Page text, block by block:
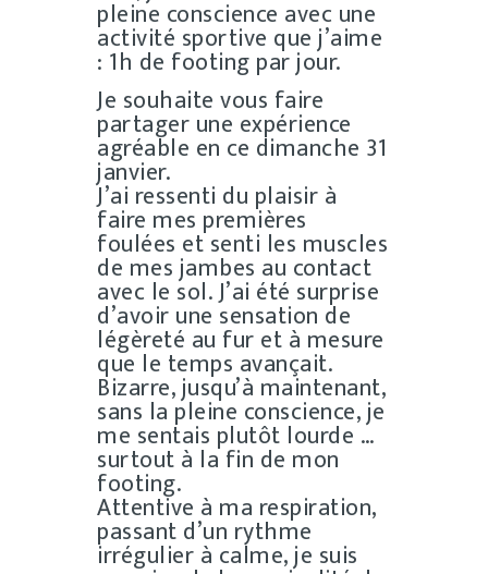
pleine conscience avec une
activité sportive que j’aime
: 1h de footing par jour.
Je souhaite vous faire
partager une expérience
agréable en ce dimanche 31
janvier.
J’ai ressenti du plaisir à
faire mes premières
foulées et senti les muscles
de mes jambes au contact
avec le sol. J’ai été surprise
d’avoir une sensation de
légèreté au fur et à mesure
que le temps avançait.
Bizarre, jusqu’à maintenant,
sans la pleine conscience, je
me sentais plutôt lourde …
surtout à la fin de mon
footing.
Attentive à ma respiration,
passant d’un rythme
irrégulier à calme, je suis